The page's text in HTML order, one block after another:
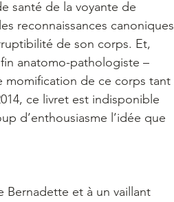
santé de la voyante de
reconnaissances canoniques
de son corps. Et,
anatomo-pathologiste –
momification de ce corps tant
ce livret est indisponible
d’enthousiasme l’idée que
Bernadette et à un vaillant